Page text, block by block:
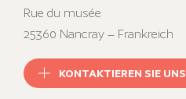
Rue du musée
25360 Nancray – Frankreich
KONTAKTIEREN SIE UNS